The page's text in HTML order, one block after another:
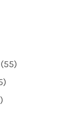
(55)